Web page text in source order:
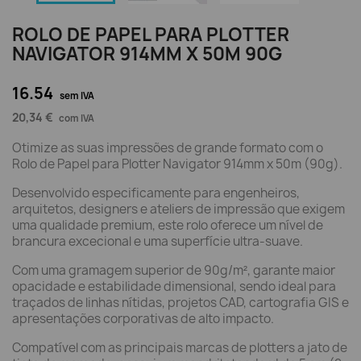
ROLO DE PAPEL PARA PLOTTER
NAVIGATOR 914MM X 50M 90G
16.54 sem IVA
20,34 € com IVA
Otimize as suas impressões de grande formato com o
Rolo de Papel para Plotter Navigator 914mm x 50m (90g).
Desenvolvido especificamente para engenheiros,
arquitetos, designers e ateliers de impressão que exigem
uma qualidade premium, este rolo oferece um nível de
brancura excecional e uma superfície ultra-suave.
Com uma gramagem superior de 90g/m², garante maior
opacidade e estabilidade dimensional, sendo ideal para
traçados de linhas nítidas, projetos CAD, cartografia GIS e
apresentações corporativas de alto impacto.
Compatível com as principais marcas de plotters a jato de